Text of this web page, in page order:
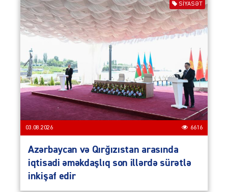
SIYASƏT
03.08.2026 6616
Azərbaycan və Qırğızıstan arasında
iqtisadi əməkdaşlıq son illərdə sürətlə
inkişaf edir